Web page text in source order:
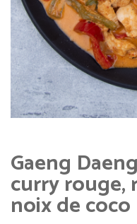
Gaeng
curry rouge,
noix de coco